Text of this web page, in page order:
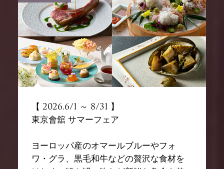
【 2026.6/1 ～ 8/31 】
東京會舘 サマーフェア
ヨーロッパ産のオマールブルーやフォ
ワ・グラ、黒毛和牛などの贅沢な食材を